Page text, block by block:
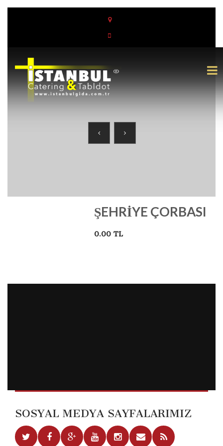
ŞEHRIYE ÇORBASI
0.00 TL
SOSYAL MEDYA SAYFALARIMIZ